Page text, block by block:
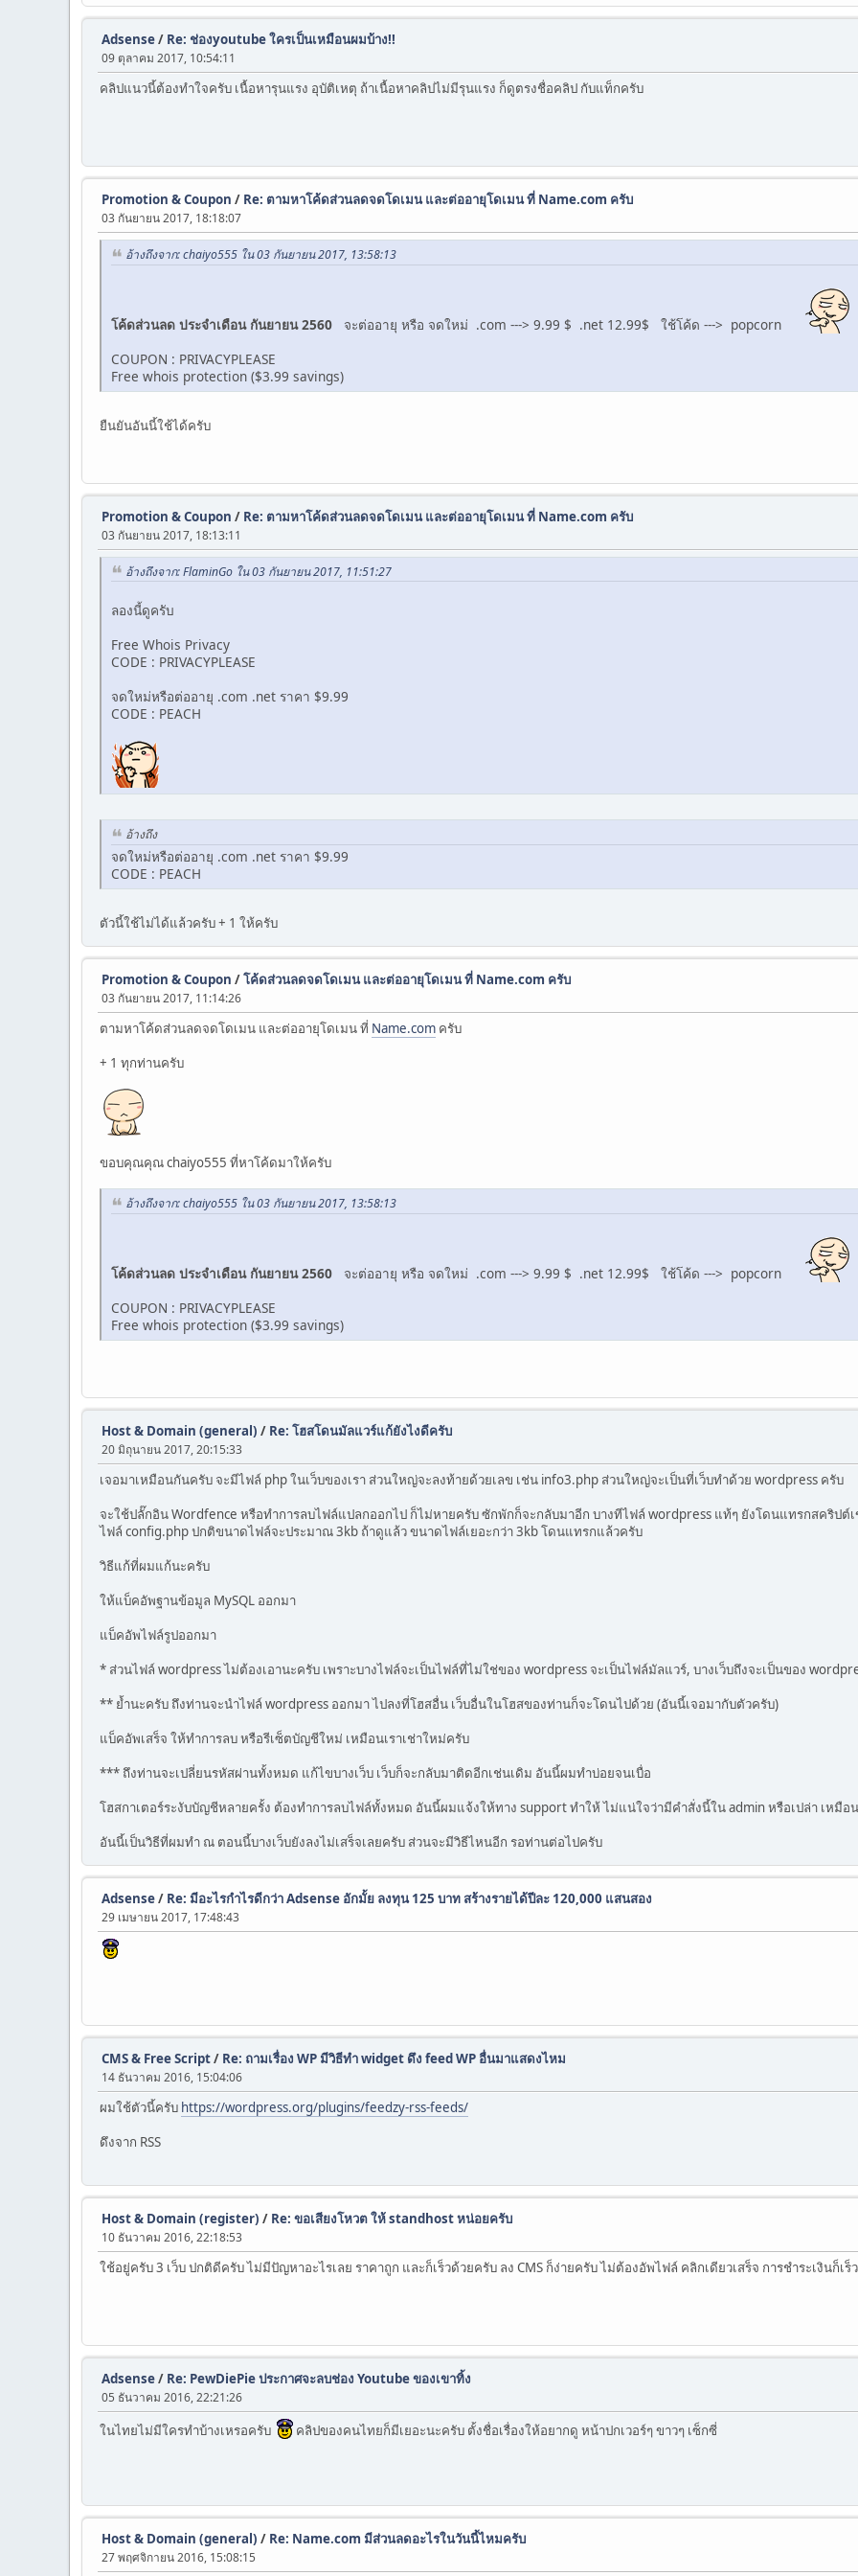
Adsense/ Re: ช่องyoutube ใครเป็นเหมือนผมบ้าง!!
09 ตุลาคม 2017, 10:54:11
คลิปแนวนี้ต้องทำใจครับ เนื้อหารุนแรง อุบัติเหตุ ถ้าเนื้อหาคลิปไม่มีรุนแรง ก็ดูตรงชื่อคลิป กับแท็กครับ
Promotion & Coupon / Re: ตามหาโค้ดส่วนลดจดโดเมน และต่ออายุโดเมน ที่ Name.com ครับ
03 กันยายน 2017, 18:18:07
อ้างถึงจาก: chaiyo555 ใน 03 กันยายน 2017, 13:58:13
โค้ดส่วนลด ประจำเดือน กันยายน 2560 จะต่ออายุ หรือ จดใหม่ .com ---> 9.99 $ .net 12.99$ ใช้โค้ด ---> popcorn
COUPON : PRIVACYPLEASE
Free whois protection ($3.99 savings)
ยืนยันอันนี้ใช้ได้ครับ
Promotion & Coupon / Re: ตามหาโค้ดส่วนลดจดโดเมน และต่ออายุโดเมน ที่ Name.com ครับ
03 กันยายน 2017, 18:13:11
อ้างถึงจาก: FlaminGo ใน 03 กันยายน 2017, 11:51:27
ลองนี้ดูครับ
Free Whois Privacy
CODE : PRIVACYPLEASE
จดใหม่หรือต่ออายุ .com .net ราคา $9.99
CODE : PEACH
อ้างถึง
จดใหม่หรือต่ออายุ .com .net ราคา $9.99
CODE : PEACH
ตัวนี้ใช้ไม่ได้แล้วครับ + 1 ให้ครับ
Promotion & Coupon /โค้ดส่วนลดจดโดเมน และต่ออายุโดเมน ที่ Name.com ครับ
03 กันยายน 2017, 11:14:26
ตามหาโค้ดส่วนลดจดโดเมน และต่ออายุโดเมน ที่ Name.com ครับ
+ 1 ทุกท่านครับ
ขอบคุณคุณ chaiyo555 ที่หาโค้ดมาให้ครับ
อ้างถึงจาก: chaiyo555 ใน 03 กันยายน 2017, 13:58:13
โค้ดส่วนลด ประจำเดือน กันยายน 2560 จะต่ออายุ หรือ จดใหม่ .com ---> 9.99 $ .net 12.99$ ใช้โค้ด ---> popcorn
COUPON : PRIVACYPLEASE
Free whois protection ($3.99 savings)
Host & Domain (general) / Re: โฮสโดนมัลแวร์แก้ยังไงดีครับ
20 มิถุนายน 2017, 20:15:33
เจอมาเหมือนกันครับ จะมีไฟล์ php ในเว็บของเรา ส่วนใหญ่จะลงท้ายด้วยเลข เช่น info3.php ส่วนใหญ่จะเป็นที่เว็บทำด้วย wordpress ครับ
จะใช้ปลั๊กอิน Wordfence หรือทำการลบไฟล์แปลกออกไป ก็ไม่หายครับ ซักพักก็จะกลับมาอีก บางทีไฟล์ wordpress แท้ๆ ยังโดนแทรกสคริปต์
ไฟล์ config.php ปกติขนาดไฟล์จะประมาณ 3kb ถ้าดูแล้ว ขนาดไฟล์เยอะกว่า 3kb โดนแทรกแล้วครับ
วิธีแก้ที่ผมแก้นะครับ
ให้แบ็คอัพฐานข้อมูล MySQL ออกมา
แบ็คอัพไฟล์รูปออกมา
* ส่วนไฟล์ wordpress ไม่ต้องเอานะครับ เพราะบางไฟล์จะเป็นไฟล์ที่ไม่ใช่ของ wordpress จะเป็นไฟล์มัลแวร์, บางเว็บถึงจะเป็นของ
** ย้ำนะครับ ถึงท่านจะนำไฟล์ wordpress ออกมา ไปลงที่โฮสอื่น เว็บอื่นในโฮสของท่านก็จะโดนไปด้วย (อันนี้เจอมากับตัวครับ)
แบ็คอัพเสร็จ ให้ทำการลบ หรือรีเซ็ตบัญชีใหม่ เหมือนเราเช่าใหม่ครับ
*** ถึงท่านจะเปลี่ยนรหัสผ่านทั้งหมด แก้ไขบางเว็บ เว็บก็จะกลับมาติดอีกเช่นเดิม อันนี้ผมทำบ่อยจนเบื่อ
โฮสกาเตอร์ระงับบัญชีหลายครั้ง ต้องทำการลบไฟล์ทั้งหมด อันนี้ผมแจ้งให้ทาง support ทำให้ ไม่แน่ใจว่ามีคำสั่งนี้ใน admin หรือเปล่า เหมือ
อันนี้เป็นวิธีที่ผมทำ ณ ตอนนี้บางเว็บยังลงไม่เสร็จเลยครับ ส่วนจะมีวิธีไหนอีก รอท่านต่อไปครับ
Adsense/ Re: มีอะไรกำไรดีกว่า Adsense อักมั้ย ลงทุน 125 บาท สร้างรายได้ปีละ 120,000 แสนสอง
29 เมษายน 2017, 17:48:43
CMS & Free Script/ Re: ถามเรื่อง WP มีวิธีทำ widget ดึง feed WP อื่นมาแสดงไหม
14 ธันวาคม 2016, 15:04:06
ผมใช้ตัวนี้ครับ https://wordpress.org/plugins/feedzy-rss-feeds/
ดึงจาก RSS
Host & Domain (register) / Re: ขอเสียงโหวต ให้ standhost หน่อยครับ
10 ธันวาคม 2016, 22:18:53
ใช้อยู่ครับ 3 เว็บ ปกติดีครับ ไม่มีปัญหาอะไรเลย ราคาถูก และก็เร็วด้วยครับ ลง CMS ก็ง่ายครับ ไม่ต้องอัพไฟล์ คลิกเดียวเสร็จ การชำระเงินก็เ
Adsense/ Re: PewDiePie ประกาศจะลบช่อง Youtube ของเขาทิ้ง
05 ธันวาคม 2016, 22:21:26
ในไทยไม่มีใครทำบ้างเหรอครับ คลิปของคนไทยก็มีเยอะนะครับ ตั้งชื่อเรื่องให้อยากดู หน้าปกเวอร์ๆ ขาวๆ เซ็กซี่
Host & Domain (general) / Re: Name.com มีส่วนลดอะไรในวันนี้ไหมครับ
27 พฤศจิกายน 2016, 15:08:15